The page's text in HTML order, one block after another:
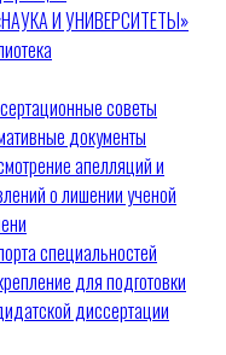
И УНИВЕРСИТЕТЫ»
советы
документы
апелляций и
о лишении ученой
специальностей
для подготовки
диссертации